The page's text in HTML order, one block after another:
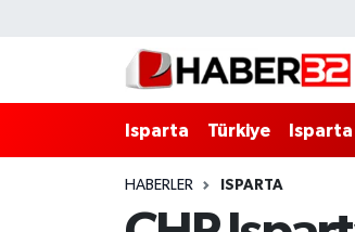
Isparta Türkiye Isparta
HABERLER ISPARTA
Isparta Hakkında
Esnaf Diyor ki;
Isparta Nöbetçi Eczaneler
Isparta Hava Durumu
Isparta Trafik Yoğunluk Haritası